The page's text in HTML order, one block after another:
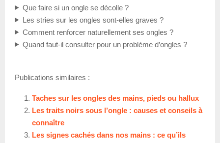
Que faire si un ongle se décolle ?
Les stries sur les ongles sont-elles graves ?
Comment renforcer naturellement ses ongles ?
Quand faut-il consulter pour un problème d’ongles ?
Publications similaires :
Taches sur les ongles des mains, pieds ou hallux
Les traits noirs sous l’ongle : causes et conseils à
connaître
Les signes cachés dans nos mains : ce qu’ils